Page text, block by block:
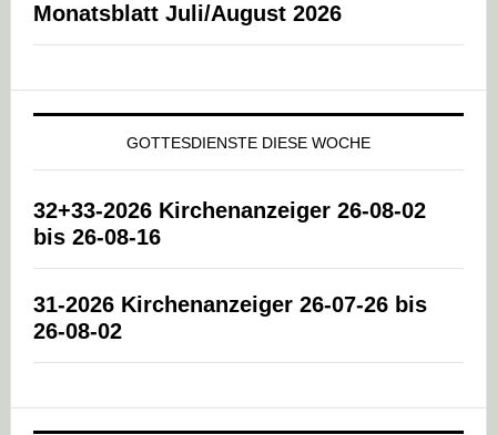
Monatsblatt Juli/August 2026
GOTTESDIENSTE DIESE WOCHE
32+33-2026 Kirchenanzeiger 26-08-02
bis 26-08-16
31-2026 Kirchenanzeiger 26-07-26 bis
26-08-02